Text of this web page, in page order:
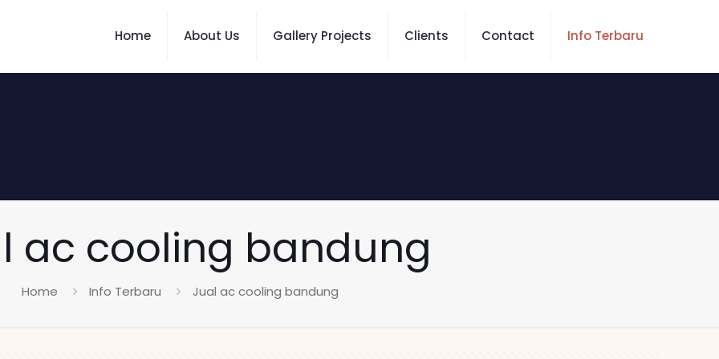
Home About Us Gallery Projects Clients Contact Info Terbaru
ac cooling bandung
Home Info Terbaru Jual ac cooling bandung